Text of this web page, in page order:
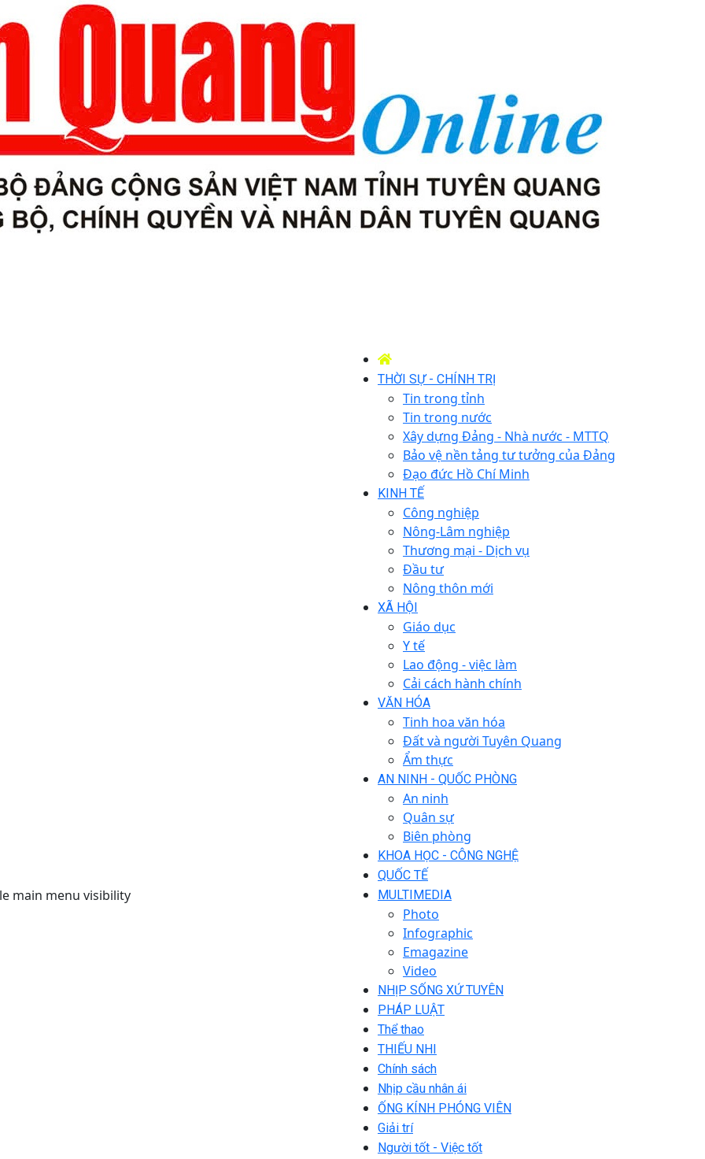
main menu visibility
THỜI SỰ - CHÍNH TRỊ
Tin trong tỉnh
Tin trong nước
Xây dựng Đảng - Nhà nước - MTTQ
Bảo vệ nền tảng tư tưởng của Đảng
Đạo đức Hồ Chí Minh
KINH TẾ
Công nghiệp
Nông-Lâm nghiệp
Thương mại - Dịch vụ
Đầu tư
Nông thôn mới
XÃ HỘI
Giáo dục
Y tế
Lao động - việc làm
Cải cách hành chính
VĂN HÓA
Tinh hoa văn hóa
Đất và người Tuyên Quang
Ẩm thực
AN NINH - QUỐC PHÒNG
An ninh
Quân sự
Biên phòng
KHOA HỌC - CÔNG NGHỆ
QUỐC TẾ
MULTIMEDIA
Photo
Infographic
Emagazine
Video
NHỊP SỐNG XỨ TUYÊN
PHÁP LUẬT
Thể thao
THIẾU NHI
Chính sách
Nhịp cầu nhân ái
ỐNG KÍNH PHÓNG VIÊN
Giải trí
Người tốt - Việc tốt